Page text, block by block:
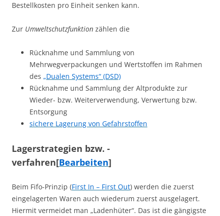
Bestellkosten pro Einheit senken kann.
Zur Umweltschutzfunktion zählen die
Rücknahme und Sammlung von
Mehrwegverpackungen und Wertstoffen im Rahmen
des „Dualen Systems“ (DSD)
Rücknahme und Sammlung der Altprodukte zur
Wieder- bzw. Weiterverwendung, Verwertung bzw.
Entsorgung
sichere Lagerung von Gefahrstoffen
Lagerstrategien bzw. -
verfahren[Bearbeiten]
Beim Fifo-Prinzip (First In – First Out) werden die zuerst
eingelagerten Waren auch wiederum zuerst ausgelagert.
Hiermit vermeidet man „Ladenhüter“. Das ist die gängigste